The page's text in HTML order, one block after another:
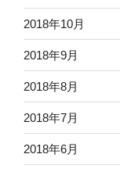
2018年10月
2018年9月
2018年8月
2018年7月
2018年6月